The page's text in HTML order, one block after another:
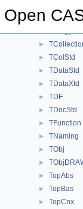
Open
►
► TColStd
► TDataStd
► TDataXtd
► TDF
► TDocStd
► TFunction
► TNaming
► TObj
►
► TopAbs
► TopBas
► TopCnx